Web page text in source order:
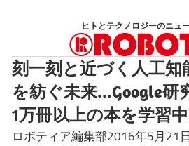
ン
ツ
へ
ス
ヒトとテクノロジーのニュ
刻一刻と近づく人工知
を紡ぐ未来...Google研
1万冊以上の本を学習中
ロボティア編集部2016年5月21